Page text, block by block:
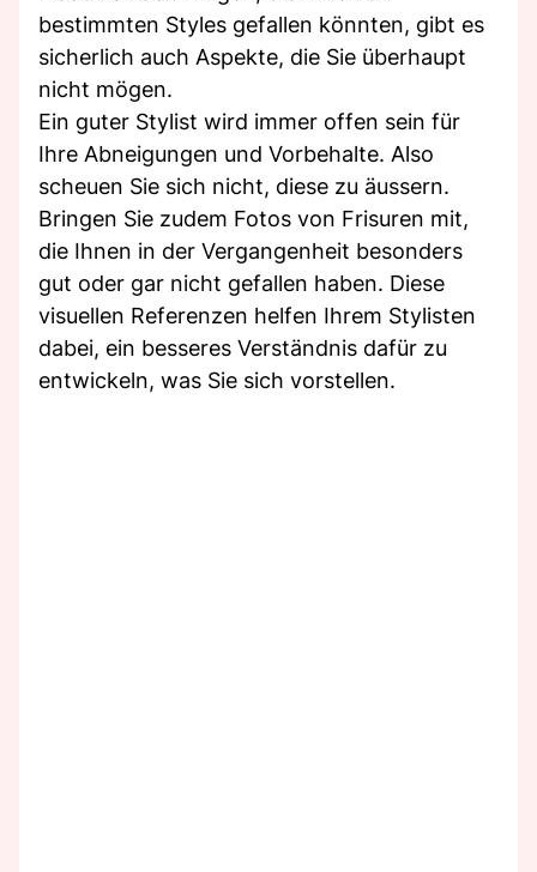
bestimmten Styles gefallen könnten, gibt es
sicherlich auch Aspekte, die Sie überhaupt
nicht mögen.
Ein guter Stylist wird immer offen sein für
Ihre Abneigungen und Vorbehalte. Also
scheuen Sie sich nicht, diese zu äussern.
Bringen Sie zudem Fotos von Frisuren mit,
die Ihnen in der Vergangenheit besonders
gut oder gar nicht gefallen haben. Diese
visuellen Referenzen helfen Ihrem Stylisten
dabei, ein besseres Verständnis dafür zu
entwickeln, was Sie sich vorstellen.